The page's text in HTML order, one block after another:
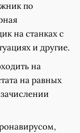
по
на станках с
и другие.
на
на равных